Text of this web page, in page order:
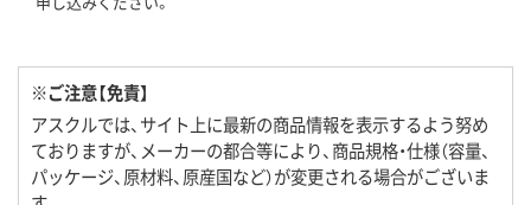
※ご注意【免責】
アスクルでは、サイト上に最新の商品情報を表示するよう努め
ておりますが、メーカーの都合等により、商品規格・仕様（容量、
パッケージ、原材料、原産国など）が変更される場合がございま